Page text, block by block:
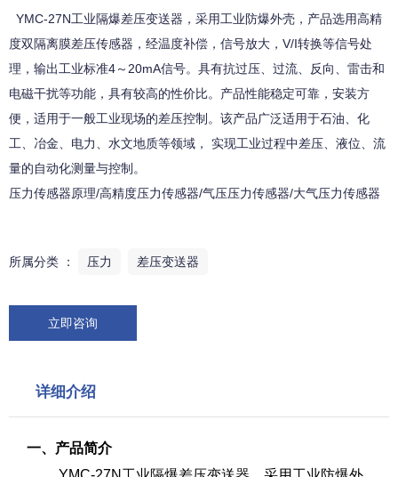
YMC-27N工业隔爆差压变送器，采用工业防爆外壳，产品选用高精
度双隔离膜差压传感器，经温度补偿，信号放大，V/I转换等信号处
理，输出工业标准4～20mA信号。具有抗过压、过流、反向、雷击和
电磁干扰等功能，具有较高的性价比。产品性能稳定可靠，安装方
便，适用于一般工业现场的差压控制。该产品广泛适用于石油、化
工、冶金、电力、水文地质等领域， 实现工业过程中差压、液位、流
量的自动化测量与控制。
压力传感器原理/高精度压力传感器/气压压力传感器/大气压力传感器
所属分类 ： 压力 差压变送器
立即咨询
详细介绍
一、产品简介